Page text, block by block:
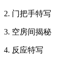
2. 门把手特写
3. 空房间揭秘
4. 反应特写